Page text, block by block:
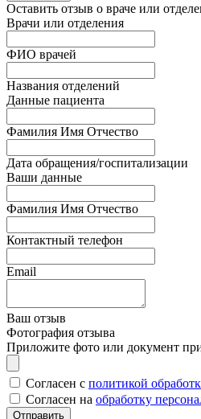
Оставить отзыв о враче или
Врачи или отделения
ФИО врачей
Названия отделений
Данные пациента
Фамилия Имя Отчество
Дата обращения/госпитализации
Ваши данные
Фамилия Имя Отчество
Контактный телефон
Email
Ваш отзыв
Фотография отзыва
Приложите фото или документ
Согласен с политикой
Согласен на обработку